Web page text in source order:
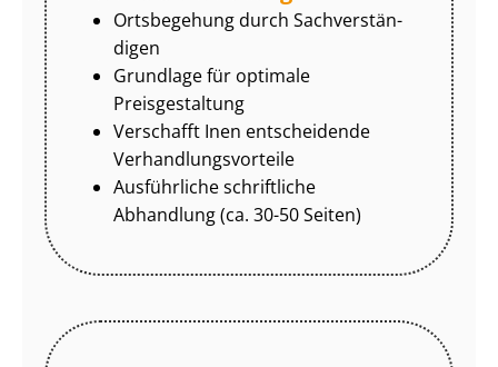
Ortsbegehung durch Sach­ver­stän­
di­gen
Grundlage für optimale
Preisgestaltung
Verschafft Inen entscheidende
Ver­hand­lungs­vor­tei­le
Ausführliche schriftliche
Abhandlung (ca. 30-50 Seiten)